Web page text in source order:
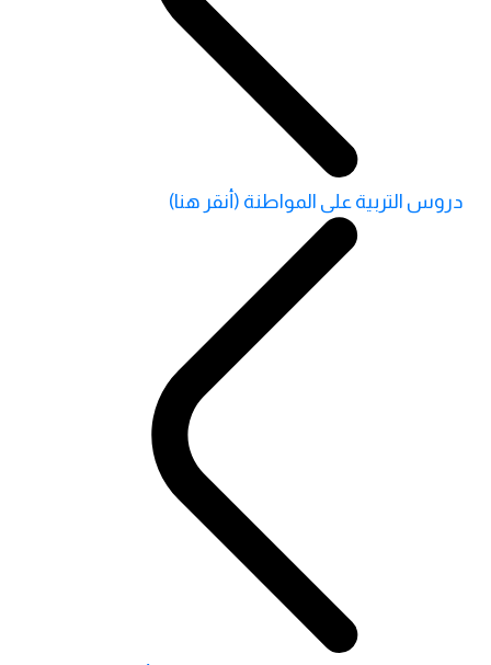
دروس التربية على المواطنة (أنقر هنا)